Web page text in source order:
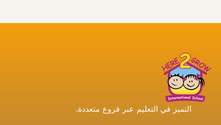
التميز في التعليم عبر فروع متعددة.